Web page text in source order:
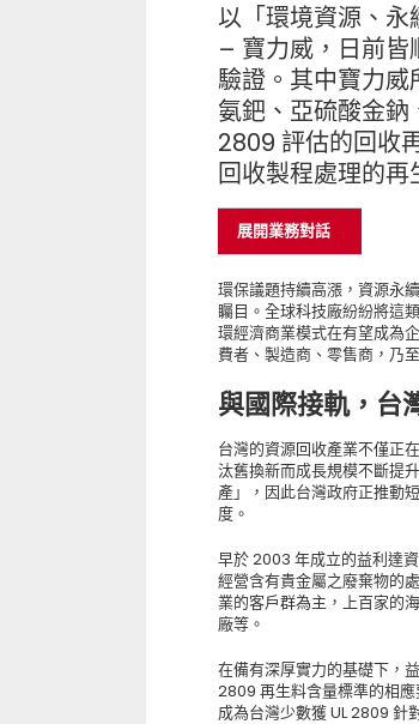
以「環境資源、
– 寶力威，日前皆
驗證。其中寶力
氨鈀、亞硫酸金
2809 評估的回收
回收製程處理的
展開業務對話
環保議題持續高漲，資源永
矚目。全球科技廠紛紛將這
環經濟商業模式在有望成為
費者、製造商、零售商，乃
與國際接軌，台
台灣的資源回收產業不僅正
汰舊換新而成長規模不斷提
產」，因此台灣政府正推動
度。
早於 2003 年成立的益利達
經營含有貴金屬之廢棄物的
業的客戶群為主，上百家的
廠等。
在備有深厚實力的基礎下，
2809 再生料含量標準的相
成為台灣少數獲 UL 2809 針